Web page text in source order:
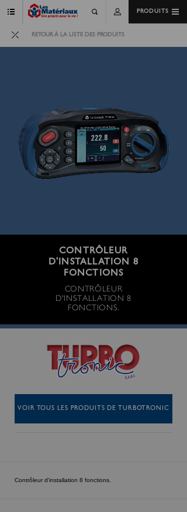
PRODUITS
RETOUR À LA LISTE DES PRODUITS
CONTRÔLEUR
D'INSTALLATION 8
FONCTIONS
CONTRÔLEUR
D'INSTALLATION 8
FONCTIONS.
VOIR TOUS LES PRODUITS DE TURBOTRONIC
Contrôleur d'installation 8 fonctions.